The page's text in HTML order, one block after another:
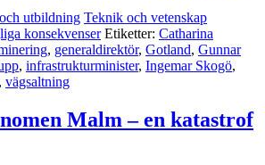
utbildning Teknik och vetenskap
konsekvenser Etiketter: Catharina
, generaldirektör, Gotland, Gunnar
, infrastrukturminister, Ingemar Skogö,
, vägsaltning
Malm – en katastrof